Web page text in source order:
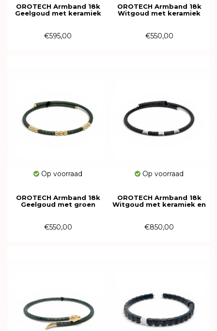
OROTECH Armband 18k
Geelgoud met keramiek
€595,00
OROTECH Armband 18k
Witgoud met keramiek
€550,00
Op voorraad
OROTECH Armband 18k
Geelgoud met groen
€550,00
Op voorraad
OROTECH Armband 18k
Witgoud met keramiek en
€850,00